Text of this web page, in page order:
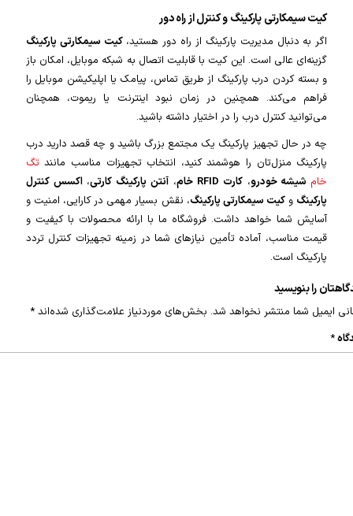
کیت سیمکارتی پارکینگ و کنترل از راه دور
اگر به دنبال مدیریت پارکینگ از راه دور هستید،کیت سیمکارتی پارکینگ
گزینه‌ای عالی است. این کیت با قابلیت اتصال به شبکه موبایل، امکان باز
و بسته کردن درب پارکینگ از طریق تماس، پیامک یا اپلیکیشن موبایل را
فراهم می‌کند. همچنین در زمان نبود اینترنت یا ریموت، همچنان
می‌توانید کنترل درب را در اختیار داشته باشید.
چه در حال تجهیز پارکینگ یک مجتمع بزرگ باشید و چه قصد دارید درب
پارکینگ منزل‌تان را هوشمند کنید، انتخاب تجهیزات مناسب مانندتگ
خام شیشه خودرو،کارت RFID خام ، آنتن پارکینگ کارتی،اکسس کنترل
پارکینگ وکیت سیمکارتی پارکینگ، نقش بسیار مهمی در کارایی، امنیت و
آسایش شما خواهد داشت. فروشگاه ما با ارائه محصولات با کیفیت و
قیمت مناسب، آماده تأمین نیازهای شما در زمینه تجهیزات کنترل تردد
پارکینگ است.
را بنویسید
ایمیل شما منتشر نخواهد شد. بخش‌های موردنیاز علامت‌گذاری شده‌اند *
*